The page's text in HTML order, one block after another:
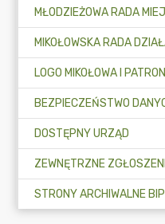
DOSTĘPNY URZĄD
STRONY ARCHIWALNE BIP